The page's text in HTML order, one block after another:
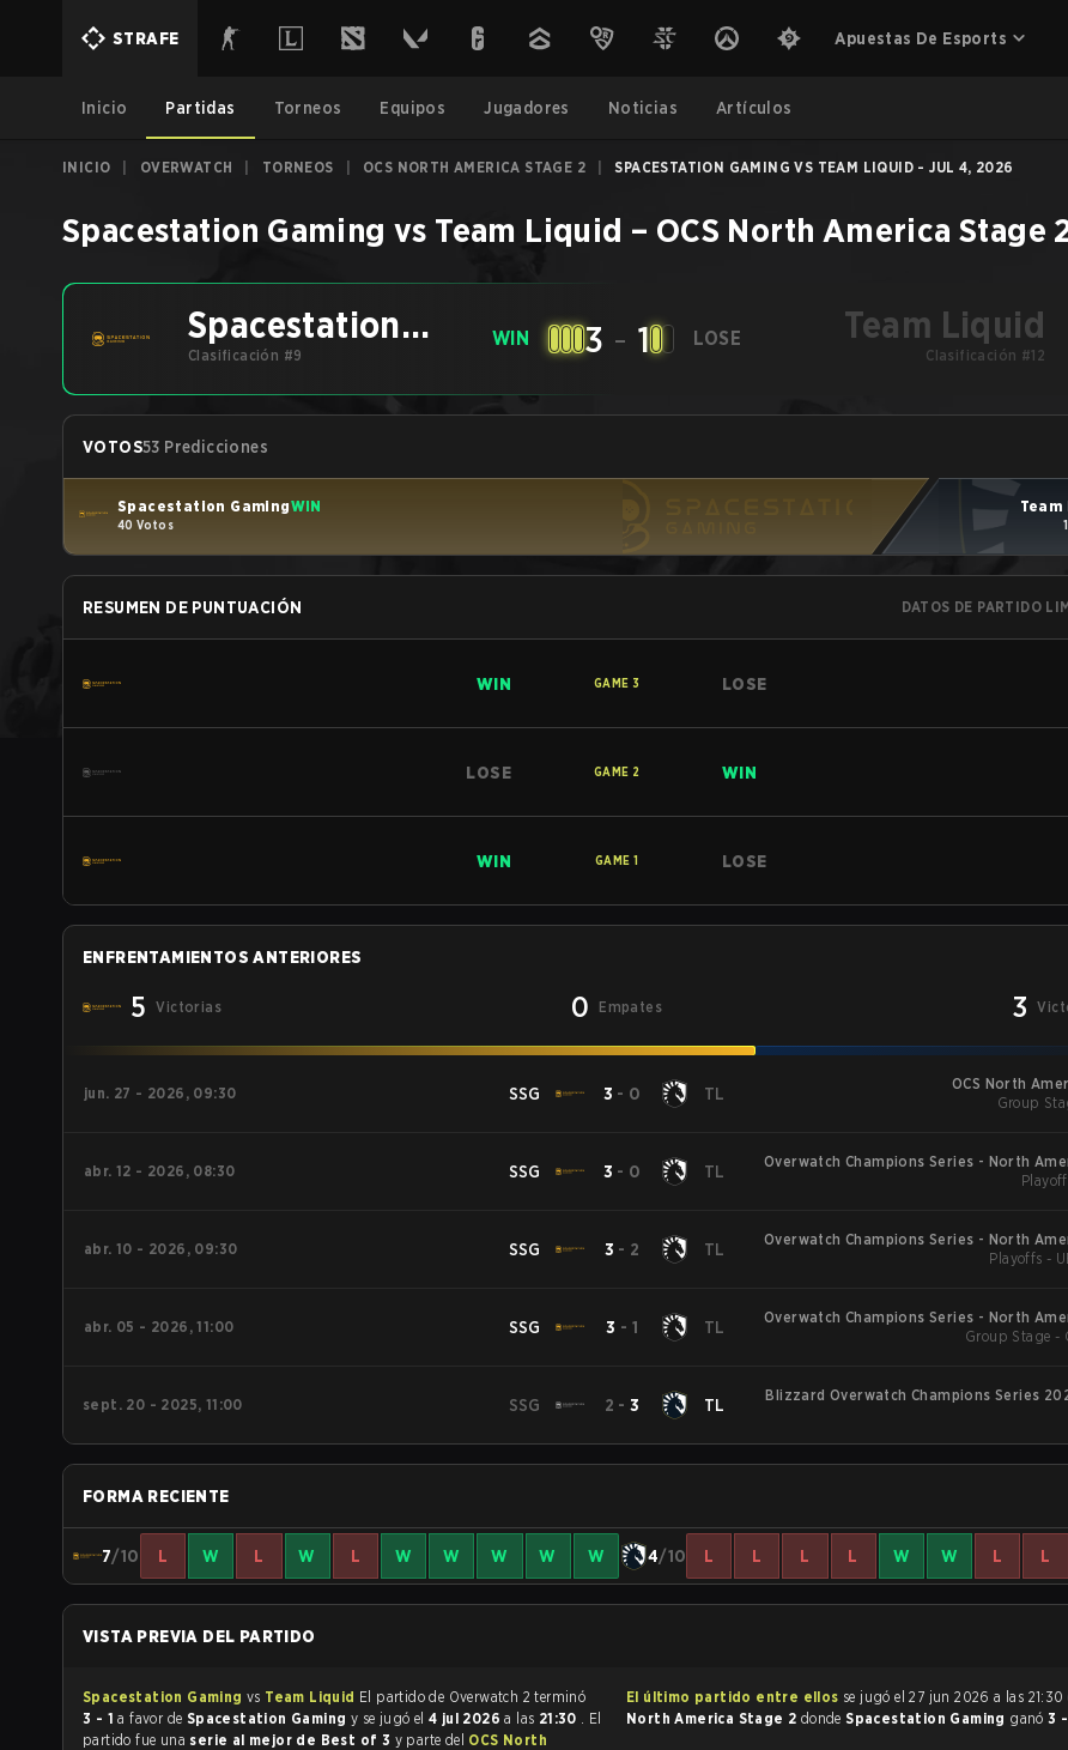
STRAFE Apuestas De Esports
Inicio Partidas Torneos Equipos Jugadores Noticias Artículos
INICIO OVERWATCH TORNEOS OCS NORTH AMERICA STAGE 2 SPACESTATION GAMING VS TEAM LIQUID - JUL 4, 2026
Spacestation Gaming vs Team Liquid – OCS North America Stage
Spacestation
Gaming
Clasificación #9
WIN 3 - 1 LOSE Team Liquid
Clasificación #12
VOTOS53 Predicciones
Spacestation GamingWIN
40 Votos
RESUMEN DE PUNTUACIÓN DATOS DE PARTIDO
WIN GAME 3 LOSE
LOSE GAME 2 WIN
WIN GAME 1 LOSE
ENFRENTAMIENTOS ANTERIORES
5 Victorias 0 Empates 3
jun. 27 - 2026, 09:30 SSG 3 - 0 TL
OCS North
Group
abr. 12 - 2026, 08:30 SSG 3 - 0 TL
Overwatch Champions Series - North
abr. 10 - 2026, 09:30 SSG 3 - 2 TL
Overwatch Champions Series - North
Playoffs -
abr. 05 - 2026, 11:00 SSG 3 - 1 TL
Overwatch Champions Series - North
Group Stage -
sept. 20 - 2025, 11:00 SSG 2 -3 TL
Blizzard Overwatch Champions Series
3Entertainment Overwatch
FORMA RECIENTE
7/10 L W L W L W W W W W 4/10 L L L L W W L L
VISTA PREVIA DEL PARTIDO
Spacestation Gaming vs Team Liquid
El partido de Overwatch 2 terminó
3 - 1 a favor de Spacestation Gaming y se jugó el 4 jul 2026a las 21:30 . El
partido fue una serie al mejor de Best of 3 y parte del OCS North
El último partido entre ellos se jugó el 27 jun 2026 a las 21:30
North America Stage 2 dondeSpacestation Gaming ganó3